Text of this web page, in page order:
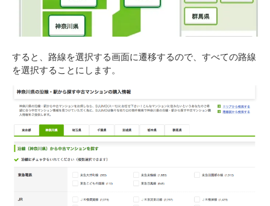
すると、路線を選択する画面に遷移するので、すべての路線
を選択することにします。